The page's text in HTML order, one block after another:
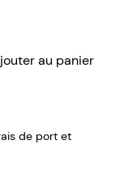
au panier
de port et